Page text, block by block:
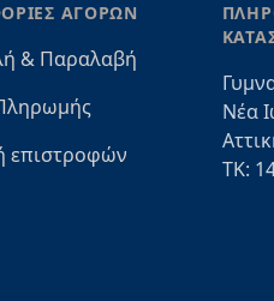
ΑΓΟΡΩΝ
& Παραλαβή
επιστροφών
Νέα
ΤΚ: